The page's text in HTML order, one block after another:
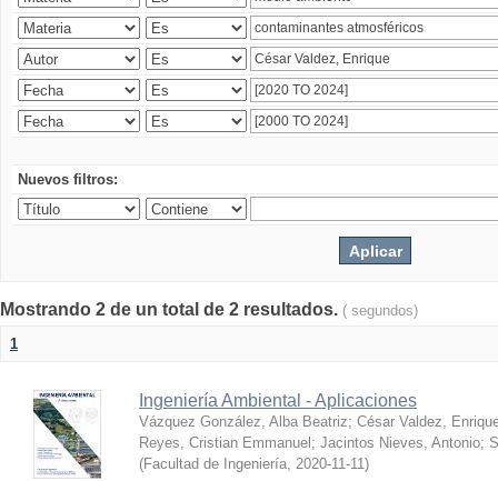
Nuevos filtros:
Mostrando 2 de un total de 2 resultados. ( segundos)
1
Ingeniería Ambiental - Aplicaciones
Vázquez González, Alba Beatriz; César Valdez,
Reyes, Cristian Emmanuel ; Jacintos Nieves, Antonio;
(Facultad de Ingeniería, 2020-11-11)